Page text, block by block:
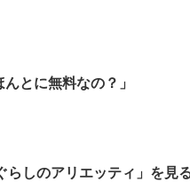
とに無料なの？」
しのアリエッティ」を見